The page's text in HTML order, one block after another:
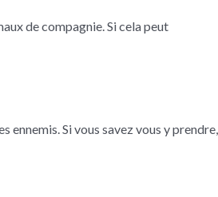
de compagnie. Si cela peut
Si vous savez vous y prendre,